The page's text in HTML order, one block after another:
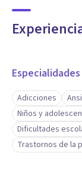
Especialidades
Adicciones
Niños y
Dificultades
Trastornos de la